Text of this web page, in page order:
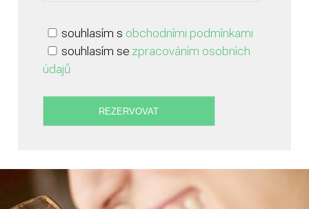
souhlasím s obchodními podmínkami
souhlasím se zpracováním osobních
údajů